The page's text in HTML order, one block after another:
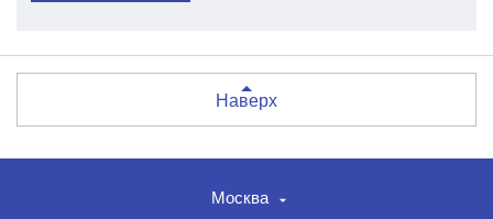
Наверх
Москва